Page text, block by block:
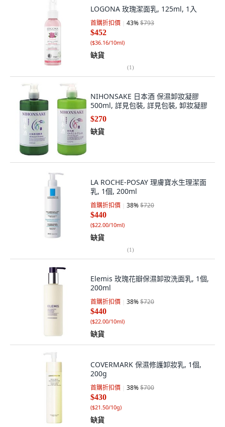
LOGONA 玫瑰潔面乳, 125ml, 1入
首購折扣價 43%$793
$452
($36.16/10ml)
缺貨
(1)
NIHONSAKE 日本酒 保濕卸妝凝膠
500ml, 詳見包裝, 詳見包裝, 卸妝凝膠
$270
缺貨
LA ROCHE-POSAY 理膚寶水生理潔面
乳, 1個, 200ml
首購折扣價 38%$720
$440
($22.00/10ml)
缺貨
(1)
Elemis 玫瑰花瓣保濕卸妝洗面乳, 1個,
200ml
首購折扣價 38%$720
$440
($22.00/10ml)
缺貨
COVERMARK 保濕修護卸妝乳, 1個,
200g
首購折扣價 38%$700
$430
($21.50/10g)
缺貨